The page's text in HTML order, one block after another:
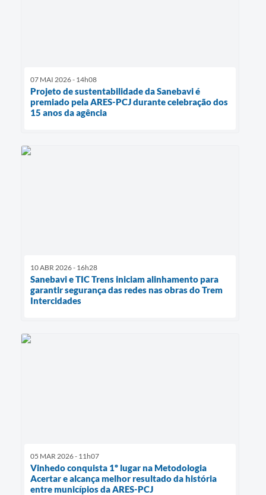
07 MAI 2026 - 14h08
Projeto de sustentabilidade da Sanebavi é
premiado pela ARES-PCJ durante celebração dos
15 anos da agência
10 ABR 2026 - 16h28
Sanebavi e TIC Trens iniciam alinhamento para
garantir segurança das redes nas obras do Trem
Intercidades
05 MAR 2026 - 11h07
Vinhedo conquista 1º lugar na Metodologia
Acertar e alcança melhor resultado da história
entre municípios da ARES-PCJ